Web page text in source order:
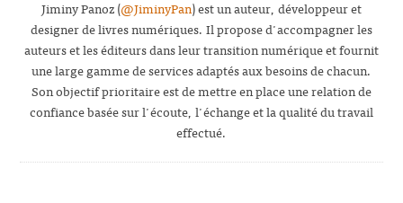
Jiminy Panoz (@JiminyPan) est un auteur, développeur et
designer de livres numériques. Il propose d'accompagner les
auteurs et les éditeurs dans leur transition numérique et fournit
une large gamme de services adaptés aux besoins de chacun.
Son objectif prioritaire est de mettre en place une relation de
confiance basée sur l'écoute, l'échange et la qualité du travail
effectué.